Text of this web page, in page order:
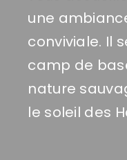
une
conviviale. Il
camp de
nature
le soleil des